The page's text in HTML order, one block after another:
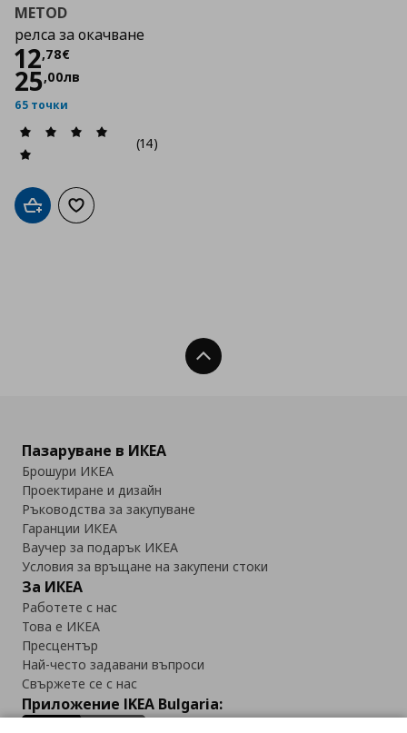
METOD
релса за окачване
12,78€
Цена
25,00лв
65 точки
(14)
Добави в кошницата
Добави към списъка с любими
Нагоре
Пазаруване в ИКЕА
Брошури ИКЕА
Проектиране и дизайн
Ръководства за закупуване
Гаранции ИКЕА
Ваучер за подарък ИКЕА
Условия за връщане на закупени стоки
За ИКЕА
Работете с нас
Това е ИКЕА
Пресцентър
Най-често задавани въпроси
Свържете се с нас
Приложение IKEA Bulgaria: